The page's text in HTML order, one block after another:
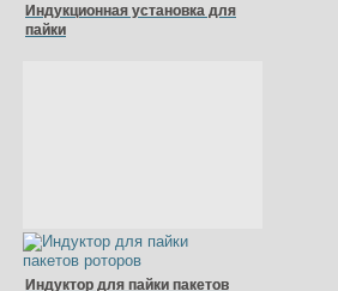
Индукционная установка для
пайки
Индуктор для пайки пакетов